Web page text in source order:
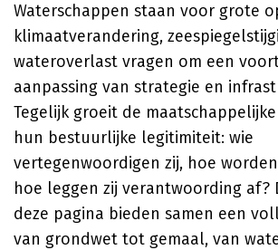
Waterschappen staan voor grote
klimaatverandering,
wateroverlast vragen om een
aanpassing van strategie en
Tegelijk groeit de
hun bestuurlijke legitimiteit: wie
vertegenwoordigen zij, hoe
hoe leggen zij verantwoording af?
deze pagina bieden samen een
van grondwet tot gemaal, van